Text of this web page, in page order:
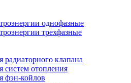
однофазные
трехфазные
радиаторного клапана
систем отопления
фэн-койлов